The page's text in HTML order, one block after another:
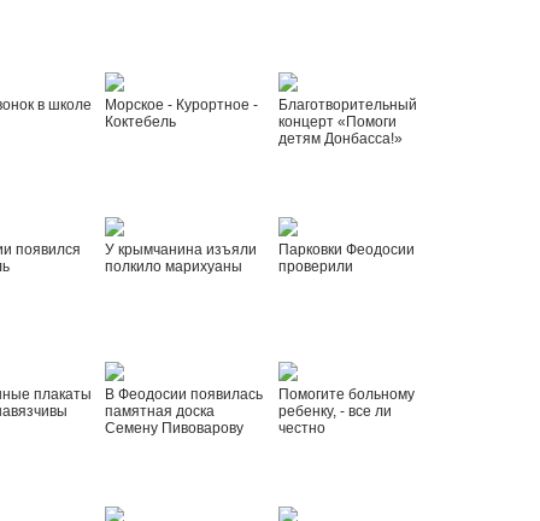
в школе
Морское - Курортное -
Коктебель
Благотворительный
концерт «Помоги
детям Донбасса!»
появился
У крымчанина изъяли
полкило марихуаны
Парковки Феодосии
проверили
плакаты
В Феодосии появилась
памятная доска
Семену Пивоварову
Помогите больному
ребенку, - все ли
честно